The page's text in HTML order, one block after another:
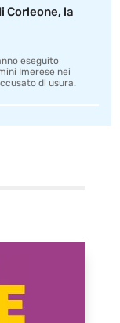
Corleone, la
eseguito
Imerese nei
di usura.